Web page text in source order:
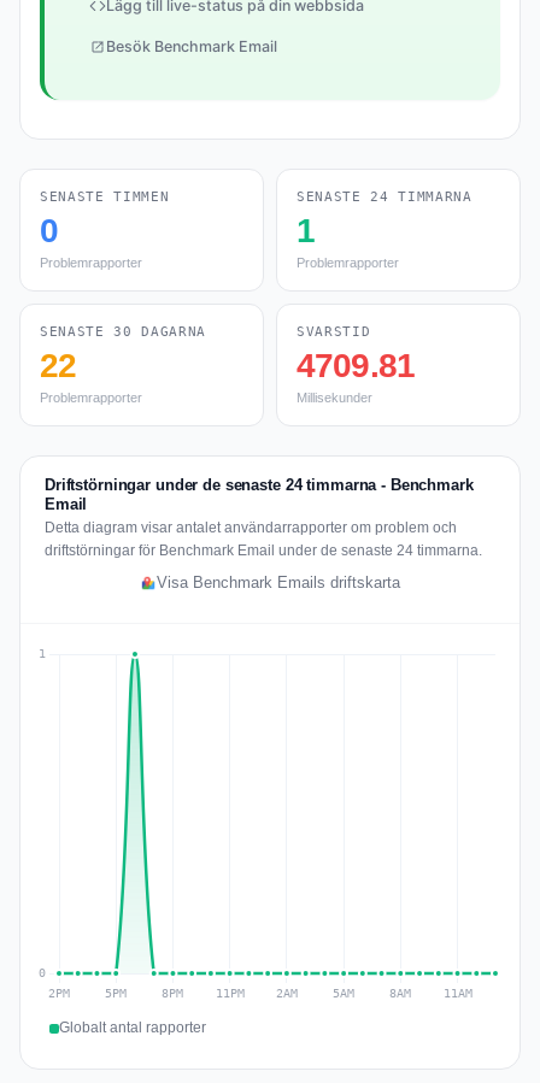
Lägg till live-status på din webbsida
Besök Benchmark Email
SENASTE TIMMEN
0
Problemrapporter
SENASTE 24 TIMMARNA
1
Problemrapporter
SENASTE 30 DAGARNA
22
Problemrapporter
SVARSTID
4709.81
Millisekunder
Driftstörningar under de senaste 24 timmarna - Benchmark
Email
Detta diagram visar antalet användarrapporter om problem och
driftstörningar för Benchmark Email under de senaste 24 timmarna.
Visa Benchmark Emails driftskarta
Globalt antal rapporter